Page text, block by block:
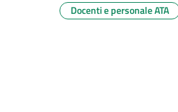
Docenti e personale ATA